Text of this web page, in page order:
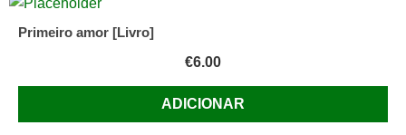
Primeiro amor [Livro]
€6.00
ADICIONAR